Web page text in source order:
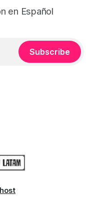
en Español
Subscribe